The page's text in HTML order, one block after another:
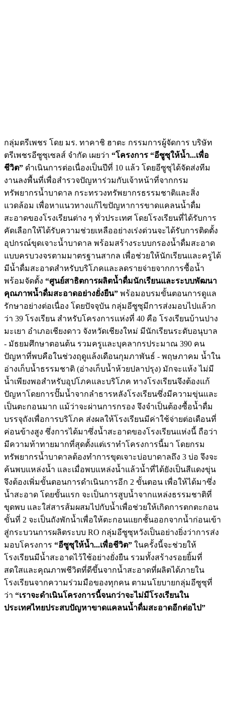
กลุ่มตรีเพชร โดย มร. ทาคาชิ ฮาตะ กรรมการผู้จัดการ บริษัท
ตรีเพชรอีซูซุเซลส์ จำกัด เผยว่า “โครงการ “อีซูซุให้น้ำ...เพื่อ
ชีวิต” ดำเนินการต่อเนื่องเป็นปีที่ 10 แล้ว โดยอีซูซุได้จัดส่งทีม
งานลงพื้นที่เพื่อสำรวจปัญหาร่วมกับเจ้าหน้าที่จากกรม
ทรัพยากรน้ำบาดาล กระทรวงทรัพยากรธรรมชาติและสิ่ง
แวดล้อม เพื่อหาแนวทางแก้ไขปัญหาการขาดแคลนน้ำดื่ม
สะอาดของโรงเรียนต่าง ๆ ทั่วประเทศ โดยโรงเรียนที่ได้รับการ
คัดเลือกให้ได้รับความช่วยเหลืออย่างเร่งด่วนจะได้รับการติดตั้ง
อุปกรณ์ขุดเจาะน้ำบาดาล พร้อมสร้างระบบกรองน้ำดื่มสะอาด
แบบครบวงจรตามมาตรฐานสากล เพื่อช่วยให้นักเรียนและครูได้
มีน้ำดื่มสะอาดสำหรับบริโภคและลดรายจ่ายจากการซื้อน้ำ
พร้อมจัดตั้ง “ศูนย์สาธิตการผลิตน้ำดื่มนักเรียนและระบบพัฒนา
คุณภาพน้ำดื่มสะอาดอย่างยั่งยืน” พร้อมอบรมขั้นตอนการดูแล
รักษาอย่างต่อเนื่อง โดยปัจจุบัน กลุ่มอีซูซุมีการส่งมอบไปแล้วก
ว่า 39 โรงเรียน สำหรับโครงการแห่งที่ 40 คือ โรงเรียนบ้านปาง
มะเยา อำเภอเชียงดาว จังหวัดเชียงใหม่ มีนักเรียนระดับอนุบาล
- มัธยมศึกษาตอนต้น รวมครูและบุคลากรประมาณ 390 คน
ปัญหาที่พบคือในช่วงฤดูแล้งเดือนกุมภาพันธ์ - พฤษภาคม น้ำใน
อ่างเก็บน้ำธรรมชาติ (อ่างเก็บน้ำห้วยปลาปรุง) มักจะแห้ง ไม่มี
น้ำเพียงพอสำหรับอุปโภคและบริโภค ทางโรงเรียนจึงต้องแก้
ปัญหาโดยการปั๊มน้ำจากลำธารหลังโรงเรียนซึ่งมีความขุ่นและ
เป็นตะกอนมาก แม้ว่าจะผ่านการกรอง จึงจำเป็นต้องซื้อน้ำดื่ม
บรรจุถังเพื่อการบริโภค ส่งผลให้โรงเรียนมีค่าใช้จ่ายต่อเดือนที่
ค่อนข้างสูง ซึ่งการได้มาซึ่งน้ำสะอาดของโรงเรียนแห่งนี้ ถือว่า
มีความท้าทายมากที่สุดตั้งแต่เราทำโครงการนี้มา โดยกรม
ทรัพยากรน้ำบาดาลต้องทำการขุดเจาะบ่อบาดาลถึง 3 บ่อ จึงจะ
ค้นพบแหล่งน้ำ และเมื่อพบแหล่งน้ำแล้วน้ำที่ได้ยังเป็นสีแดงขุ่น
จึงต้องเพิ่มขั้นตอนการดำเนินการอีก 2 ขั้นตอน เพื่อให้ได้มาซึ่ง
น้ำสะอาด โดยขั้นแรก จะเป็นการสูบน้ำจากแหล่งธรรมชาติที่
ขุดพบ และใส่สารส้มผสมไปกับน้ำเพื่อช่วยให้เกิดการตกตะกอน
ขั้นที่ 2 จะเป็นถังพักน้ำเพื่อให้ตะกอนแยกชั้นออกจากน้ำก่อนเข้า
สู่กระบวนการผลิตระบบ RO กลุ่มอีซูซุหวังเป็นอย่างยิ่งว่าการส่ง
มอบโครงการ “อีซูซุให้น้ำ...เพื่อชีวิต” ในครั้งนี้จะช่วยให้
โรงเรียนมีน้ำสะอาดไว้ใช้อย่างยั่งยืน รวมทั้งสร้างรอยยิ้มที่
สดใสและคุณภาพชีวิตที่ดีขึ้นจากน้ำสะอาดที่ผลิตได้ภายใน
โรงเรียนจากความร่วมมือของทุกคน ตามนโยบายกลุ่มอีซูซุที่
ว่า “เราจะดำเนินโครงการนี้จนกว่าจะไม่มีโรงเรียนใน
ประเทศไทยประสบปัญหาขาดแคลนน้ำดื่มสะอาดอีกต่อไป”